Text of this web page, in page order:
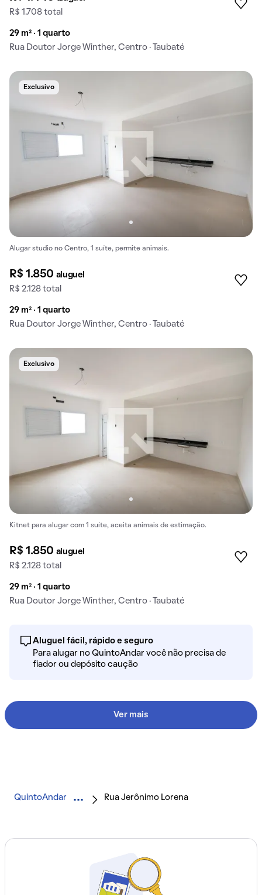
R$ 1.708 total
29 m² · 1 quarto
Rua Doutor Jorge Winther, Centro · Taubaté
Exclusivo
Alugar studio no Centro, 1 suíte, permite animais.
R$ 1.850 aluguel
R$ 2.128 total
29 m² · 1 quarto
Rua Doutor Jorge Winther, Centro · Taubaté
Exclusivo
Kitnet para alugar com 1 suíte, aceita animais de estimação.
R$ 1.850 aluguel
R$ 2.128 total
29 m² · 1 quarto
Rua Doutor Jorge Winther, Centro · Taubaté
Aluguel fácil, rápido e seguro
Para alugar no QuintoAndar você não precisa de
fiador ou depósito caução
Ver mais
QuintoAndar Rua Jerônimo Lorena